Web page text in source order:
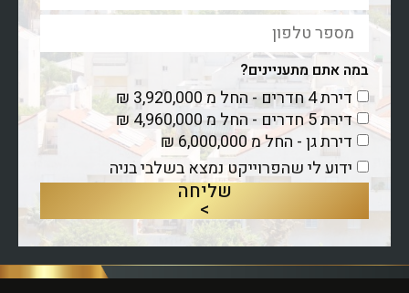
במה אתם מתעניינים?
דירת 4 חדרים - החל מ 3,920,000 ₪
דירת 5 חדרים - החל מ 4,960,000 ₪
דירת גן - החל מ 6,000,000 ₪
ידוע לי שהפרוייקט נמצא בשלבי בניה
שליחה
>